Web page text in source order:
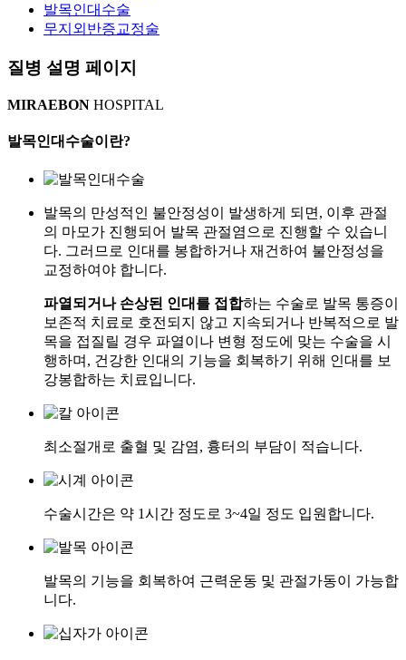
발목인대수술
무지외반증교정술
질병 설명 페이지
MIRAEBON HOSPITAL
발목인대수술이란?
발목의 만성적인 불안정성이 발생하게 되면, 이후 관절
의 마모가 진행되어 발목 관절염으로 진행할 수 있습니
다. 그러므로 인대를 봉합하거나 재건하여 불안정성을
교정하여야 합니다.
파열되거나 손상된 인대를 접합하는 수술로 발목 통증이
보존적 치료로 호전되지 않고 지속되거나 반복적으로 발
목을 접질릴 경우 파열이나 변형 정도에 맞는 수술을 시
행하며, 건강한 인대의 기능을 회복하기 위해 인대를 보
강봉합하는 치료입니다.
최소절개로 출혈 및 감염, 흉터의 부담이 적습니다.
수술시간은 약 1시간 정도로 3~4일 정도 입원합니다.
발목의 기능을 회복하여 근력운동 및 관절가동이 가능합
니다.